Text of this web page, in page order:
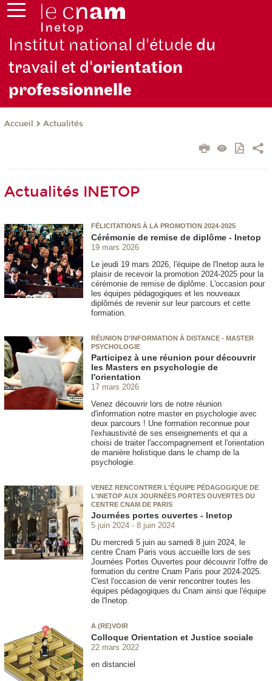
Institut national d'étude du
travail et d'orientation
professionnelle
Accueil Actualités
Actualités INETOP
FÉLICITATIONS À LA PROMOTION 2024-2025
Cérémonie de remise de diplôme - Inetop
19 mars 2026
Le jeudi 19 mars 2026, l'équipe de l'Inetop aura le
plaisir de recevoir la promotion 2024-2025 pour la
cérémonie de remise de diplôme. L'occasion pour
les équipes pédagogiques et les nouveaux
diplômés de revenir sur leur parcours et cette
formation.
RÉUNION D'INFORMATION À DISTANCE - MASTER
PSYCHOLOGIE
Participez à une réunion pour découvrir
les Masters en psychologie de
l'orientation
17 mars 2026
Venez découvrir lors de notre réunion
d'information notre master en psychologie avec
deux parcours ! Une formation reconnue pour
l'exhaustivité de ses enseignements et qui a
choisi de traiter l'accompagnement et l'orientation
de manière holistique dans le champ de la
psychologie.
VENEZ RENCONTRER L'ÉQUIPE PÉDAGOGIQUE DE
L'INETOP AUX JOURNÉES PORTES OUVERTES DU
CENTRE CNAM DE PARIS
Journées portes ouvertes - Inetop
5 juin 2024
8 juin 2024
Du mercredi 5 juin au samedi 8 juin 2024, le
centre Cnam Paris vous accueille lors de ses
Journées Portes Ouvertes pour découvrir l'offre de
formation du centre Cnam Paris pour 2024-2025.
C'est l'occasion de venir rencontrer toutes les
équipes pédagogiques du Cnam ainsi que l'équipe
de l'Inetop.
A (RE)VOIR
Colloque Orientation et Justice sociale
22 mars 2022
en distanciel